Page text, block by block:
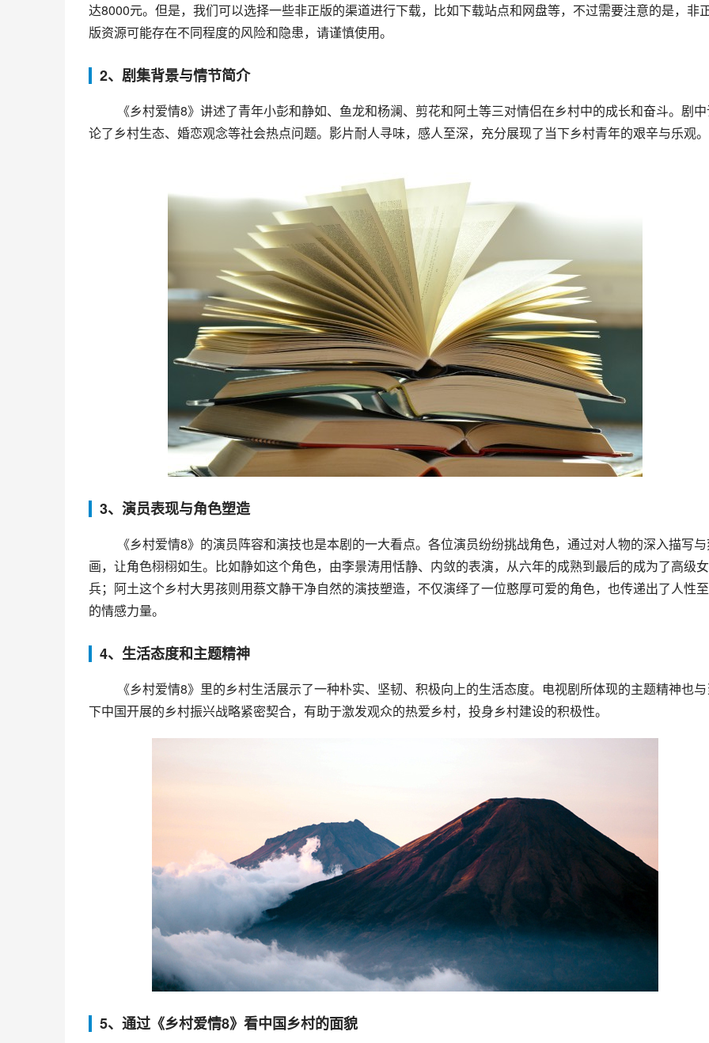
达8000元。但是，我们可以选择一些非正版的渠道进行下载，比如下载站点和网盘等，不过需要注意的是，非
版资源可能存在不同程度的风险和隐患，请谨慎使用。
2、剧集背景与情节简介
论了乡村生态、婚恋观念等社会热点问题。影片耐人寻味，感人至深，充分展现了当下乡村青年的艰辛与乐观。
3、演员表现与角色塑造
画，让角色栩栩如生。比如静如这个角色，由李景涛用恬静、内敛的表演，从六年的成熟到最后的成为了高级女
兵；阿土这个乡村大男孩则用蔡文静干净自然的演技塑造，不仅演绎了一位憨厚可爱的角色，也传递出了人性
的情感力量。
4、生活态度和主题精神
下中国开展的乡村振兴战略紧密契合，有助于激发观众的热爱乡村，投身乡村建设的积极性。
5、通过《乡村爱情8》看中国乡村的面貌